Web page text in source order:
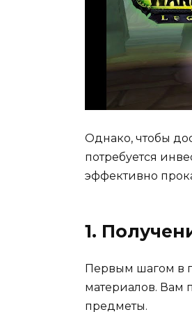
Однако, чтобы
потребуется
эффективно
1.
Первым шагом в
материалов. Вам
предметы.